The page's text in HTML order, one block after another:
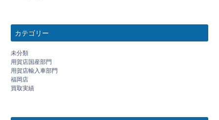
カテゴリー
未分類
用賀店国産部門
用賀店輸入車部門
福岡店
買取実績